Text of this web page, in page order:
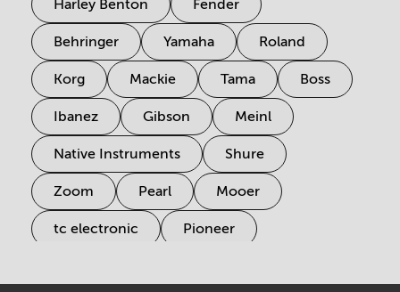
Harley Benton Fender
Behringer Yamaha Roland
Korg Mackie Tama Boss
Ibanez Gibson Meinl
Native Instruments Shure
Zoom Pearl Mooer
tc electronic Pioneer